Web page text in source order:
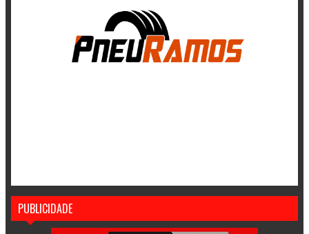
PUBLICIDADE